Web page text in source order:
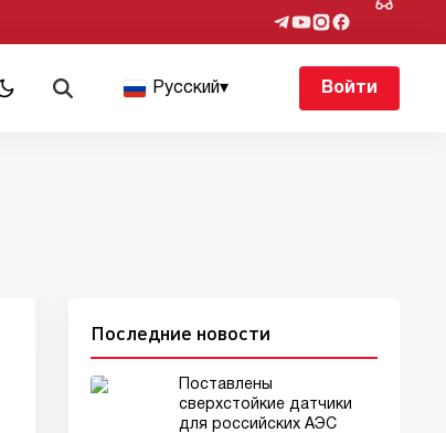
Русский▾ Войти
Последние новости
Поставлены
сверхстойкие датчики
для российских АЭС